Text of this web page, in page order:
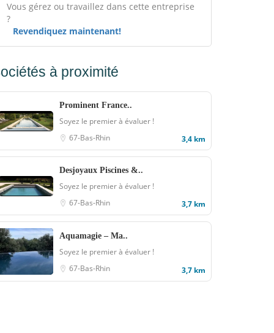
Vous gérez ou travaillez dans cette entreprise
?
Revendiquez maintenant!
à proximité
Prominent France..
Soyez le premier à évaluer !
67-Bas-Rhin
3,4 km
Desjoyaux Piscines &..
Soyez le premier à évaluer !
67-Bas-Rhin
3,7 km
Aquamagie – Ma..
Soyez le premier à évaluer !
67-Bas-Rhin
3,7 km